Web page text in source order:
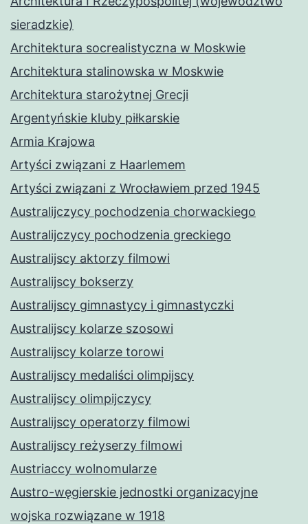
sieradzkie)
Architektura socrealistyczna w Moskwie
Architektura stalinowska w Moskwie
Architektura starożytnej Grecji
Argentyńskie kluby piłkarskie
Armia Krajowa
Artyści związani z Haarlemem
Artyści związani z Wrocławiem przed 1945
Australijczycy pochodzenia chorwackiego
Australijczycy pochodzenia greckiego
Australijscy aktorzy filmowi
Australijscy bokserzy
Australijscy gimnastycy i gimnastyczki
Australijscy kolarze szosowi
Australijscy kolarze torowi
Australijscy medaliści olimpijscy
Australijscy olimpijczycy
Australijscy operatorzy filmowi
Australijscy reżyserzy filmowi
Austriaccy wolnomularze
Austro-węgierskie jednostki organizacyjne
wojska rozwiązane w 1918